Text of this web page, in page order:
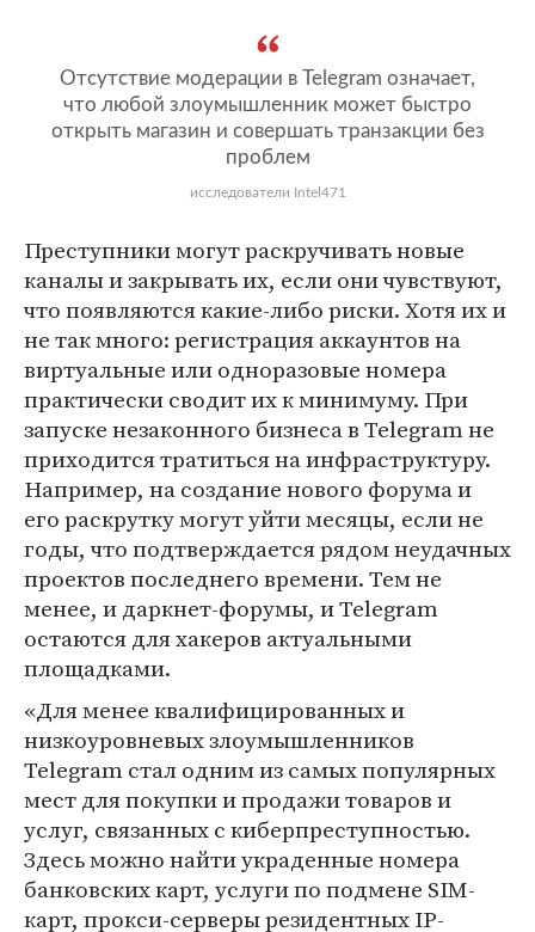
Отсутствие модерации в Telegram означает,
что любой злоумышленник может быстро
открыть магазин и совершать транзакции без
проблем
исследователи Intel471
Преступники могут раскручивать новые
каналы и закрывать их, если они чувствуют,
что появляются какие-либо риски. Хотя их и
не так много: регистрация аккаунтов на
виртуальные или одноразовые номера
практически сводит их к минимуму. При
запуске незаконного бизнеса в Telegram не
приходится тратиться на инфраструктуру.
Например, на создание нового форума и
его раскрутку могут уйти месяцы, если не
годы, что подтверждается рядом неудачных
проектов последнего времени. Тем не
менее, и даркнет-форумы, и Telegram
остаются для хакеров актуальными
площадками.
«Для менее квалифицированных и
низкоуровневых злоумышленников
Telegram стал одним из самых популярных
мест для покупки и продажи товаров и
услуг, связанных с киберпреступностью.
Здесь можно найти украденные номера
банковских карт, услуги по подмене SIM-
карт, прокси-серверы резидентных IP-